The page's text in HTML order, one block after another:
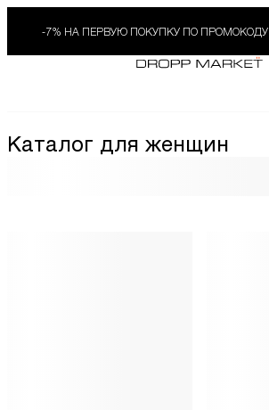
-7% НА ПЕРВУЮ ПОКУПКУ ПО ПРОМОКОДУ
Каталог для женщин